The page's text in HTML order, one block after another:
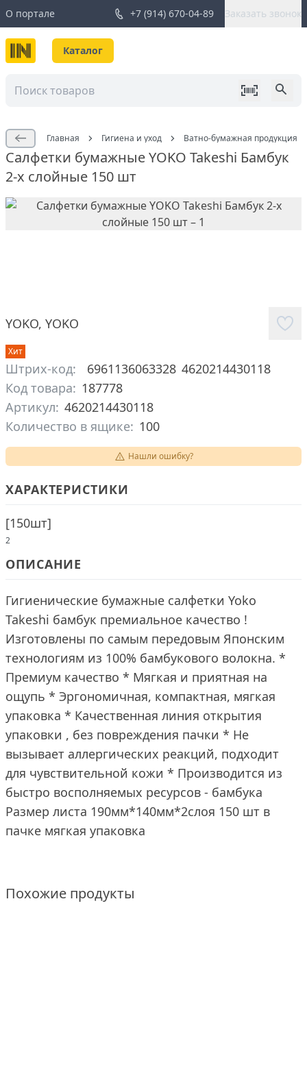
О портале +7 (914) 670-04-89 Заказать звонок
Каталог
Главная Гигиена и уход Ватно-бумажная продукция
Салфетки бумажные YOKO Takeshi Бамбук
2-х слойные 150 шт
YOKO, YOKO
Хит
Штрих-код: 6961136063328 4620214430118
Код товара: 187778
Артикул: 4620214430118
Количество в ящике: 100
Нашли ошибку?
ХАРАКТЕРИСТИКИ
[150шт]
2
ОПИСАНИЕ
Гигиенические бумажные салфетки Yoko
Takeshi бамбук премиальное качество !
Изготовлены по самым передовым Японским
технологиям из 100% бамбукового волокна. *
Премиум качество * Мягкая и приятная на
ощупь * Эргономичная, компактная, мягкая
упаковка * Качественная линия открытия
упаковки , без повреждения пачки * Не
вызывает аллергических реакций, подходит
для чувствительной кожи * Производится из
быстро восполняемых ресурсов - бамбука
Размер листа 190мм*140мм*2слоя 150 шт в
пачке мягкая упаковка
Похожие продукты